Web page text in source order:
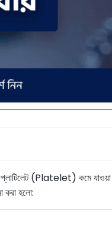
প্লাটিলেট (Platelet) কমে
করা হলো: